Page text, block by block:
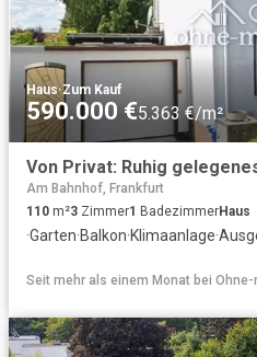
Haus·Zum Kauf
590.000 €5.363 €/m²
Am Bahnhof, Frankfurt
110 m²3 Zimmer1 BadezimmerHaus
·Garten·Balkon·Klimaanlage·
Seit mehr als einem Monat bei Ohne-